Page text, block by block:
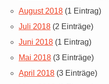
August 2018 (1 Eintrag)
Juli 2018 (2 Einträge)
Juni 2018 (1 Eintrag)
Mai 2018 (3 Einträge)
April 2018 (3 Einträge)